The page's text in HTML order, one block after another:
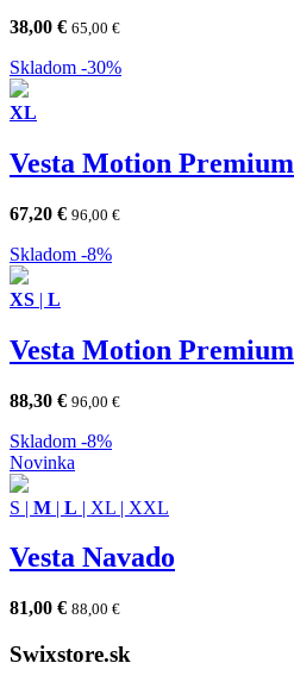
38,00 € 65,00 €
Skladom -30%
XL
Vesta Motion Premium
67,20 € 96,00 €
Skladom -8%
XS | L
Vesta Motion Premium
88,30 € 96,00 €
Skladom -8%
Novinka
S | M | L | XL | XXL
Vesta Navado
81,00 € 88,00 €
Swixstore.sk